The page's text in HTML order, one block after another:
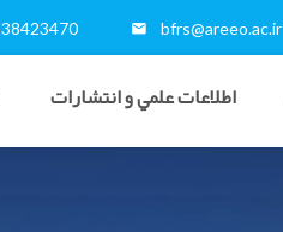
bfrs@areeo.ac.ir
اطلاعات علمي و انتشارات